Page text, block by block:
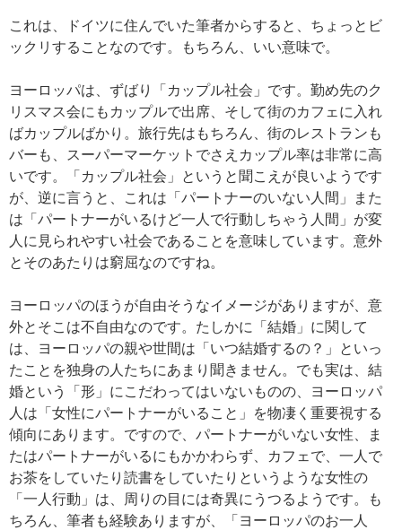
これは、ドイツに住んでいた筆者からすると、ちょっとビ
ックリすることなのです。もちろん、いい意味で。
ヨーロッパは、ずばり「カップル社会」です。勤め先のク
リスマス会にもカップルで出席、そして街のカフェに入れ
ばカップルばかり。旅行先はもちろん、街のレストランも
バーも、スーパーマーケットでさえカップル率は非常に高
いです。「カップル社会」というと聞こえが良いようです
が、逆に言うと、これは「パートナーのいない人間」また
は「パートナーがいるけど一人で行動しちゃう人間」が変
人に見られやすい社会であることを意味しています。意外
とそのあたりは窮屈なのですね。
ヨーロッパのほうが自由そうなイメージがありますが、意
外とそこは不自由なのです。たしかに「結婚」に関して
は、ヨーロッパの親や世間は「いつ結婚するの？」といっ
たことを独身の人たちにあまり聞きません。でも実は、結
婚という「形」にこだわってはいないものの、ヨーロッパ
人は「女性にパートナーがいること」を物凄く重要視する
傾向にあります。ですので、パートナーがいない女性、ま
たはパートナーがいるにもかかわらず、カフェで、一人で
お茶をしていたり読書をしていたりというような女性の
「一人行動」は、周りの目には奇異にうつるようです。も
ちろん、筆者も経験ありますが、「ヨーロッパのお一人